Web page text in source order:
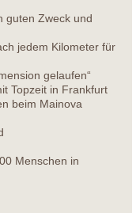
guten Zweck und
jedem Kilometer für
gelaufen“
Topzeit in Frankfurt
beim Mainova
Menschen in